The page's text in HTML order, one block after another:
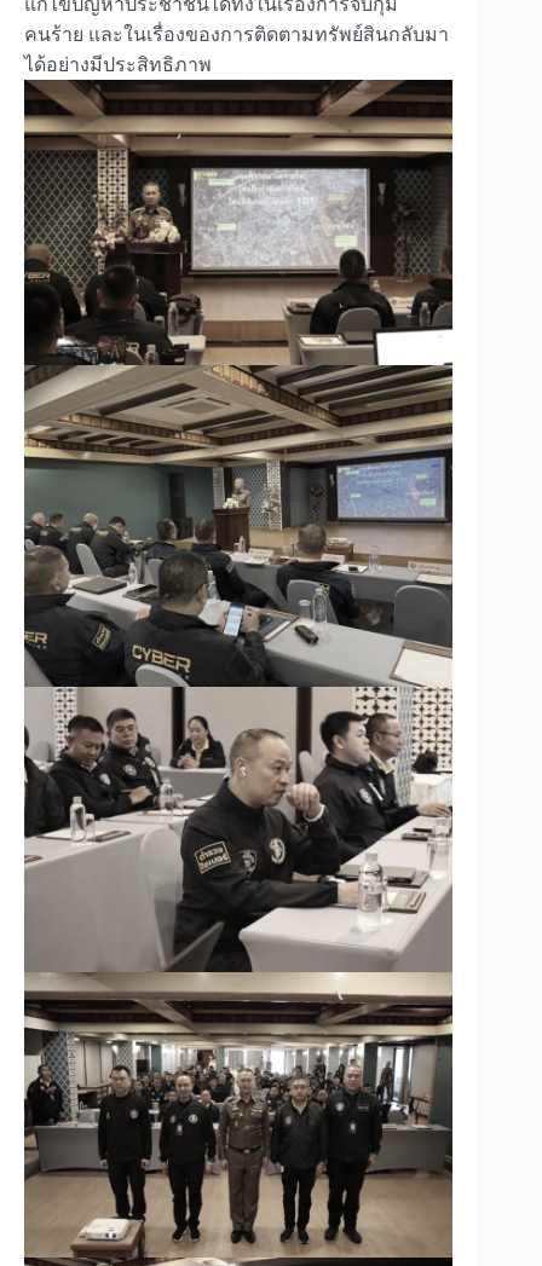
แก้ไขปัญหาประชาชนได้ทั้งในเรื่องการจับกุม
คนร้าย และในเรื่องของการติดตามทรัพย์สินกลับมา
ได้อย่างมีประสิทธิภาพ